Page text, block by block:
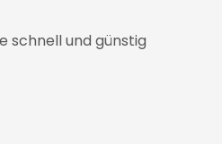
schnell und günstig